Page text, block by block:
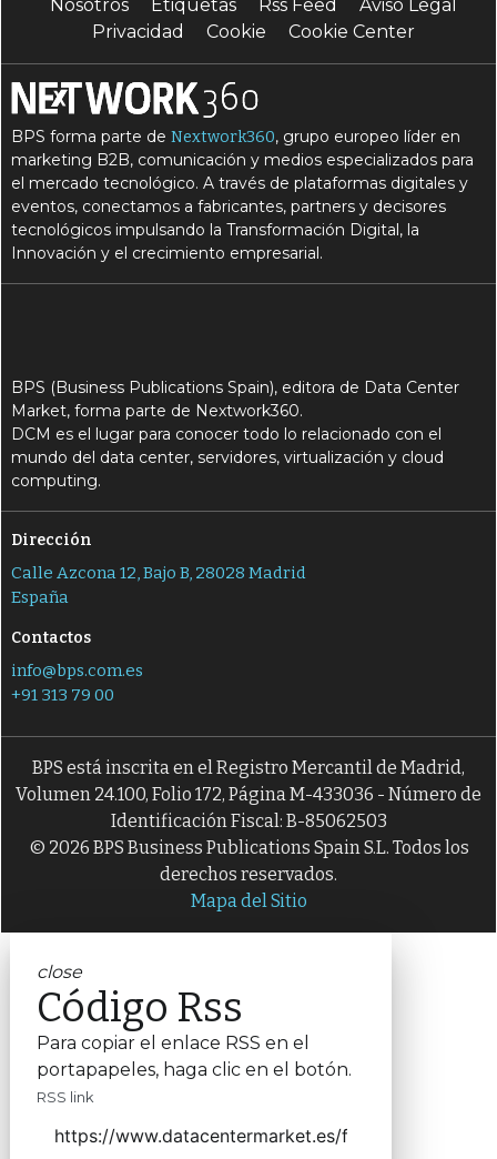
Nosotros Etiquetas Rss Feed
Aviso Legal
Privacidad
Cookie Cookie Center
BPS forma parte deNextwork360, grupo europeo líder en
marketing B2B, comunicación y medios especializados para
el mercado tecnológico. A través de plataformas digitales y
eventos, conectamos a fabricantes, partners y decisores
tecnológicos impulsando la Transformación Digital, la
Innovación y el crecimiento empresarial.
BPS (Business Publications Spain), editora de Data Center
Market, forma parte de Nextwork360.
DCM es el lugar para conocer todo lo relacionado con el
mundo del data center, servidores, virtualización y cloud
computing.
Dirección
Calle Azcona 12, Bajo B, 28028 Madrid
España
Contactos
info@bps.com.es
+91 313 79 00
BPS está inscrita en el Registro Mercantil de Madrid,
Volumen 24.100, Folio 172, Página M-433036 - Número de
Identificación Fiscal: B-85062503
© 2026 BPS Business Publications Spain S.L. Todos los
derechos reservados.
Mapa del Sitio
close
Código Rss
Para copiar el enlace RSS en el
portapapeles, haga clic en el botón.
RSS link